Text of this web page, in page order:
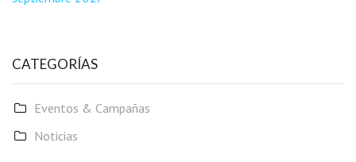
CATEGORÍAS
Eventos & Campañas
Noticias